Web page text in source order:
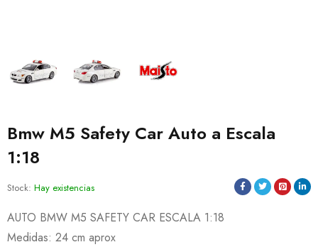
Bmw M5 Safety Car Auto a Escala
1:18
Stock: Hay existencias
AUTO BMW M5 SAFETY CAR ESCALA 1:18
Medidas: 24 cm aprox